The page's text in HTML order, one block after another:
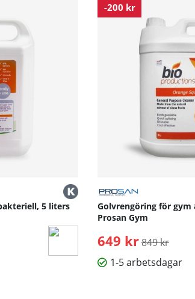
5 liters
-200 kr
Golvrengöring för
Prosan Gym
649 kr Ordinarie
849 kr
1-5 arbetsdagar